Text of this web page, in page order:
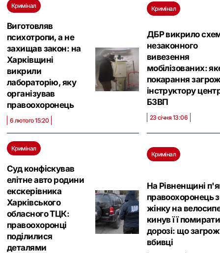
Кримінал
Виготовляв
психотропи, а не
захищав закон: на
Харківщині
викрили
лабораторію, яку
організував
правоохоронець
6 лютого 15:20
Кримінал
ДБР викрило
незаконного
вивезення
мобілізованих:
покарання
інструктору
БЗВП
23 січня 13:06
Кримінал
Суд конфіскував
елітне авто родини
екскерівника
Харківського
обласного ТЦК:
правоохоронці
поділилися
деталями
Кримінал
На Рівненщині
правоохоронець
жінку на
кинув її
дорозі: що
вбивці